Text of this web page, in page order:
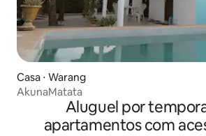
Casa ⋅ Warang
AkunaMatata
Aluguel por
apartamentos com